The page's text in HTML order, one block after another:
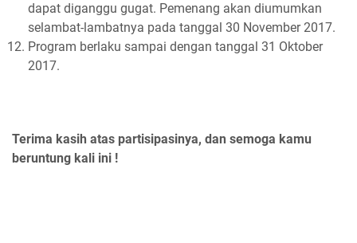
dapat diganggu gugat. Pemenang akan diumumkan
selambat-lambatnya pada tanggal 30 November 2017.
Program berlaku sampai dengan tanggal 31 Oktober
2017.
Terima kasih atas partisipasinya, dan semoga kamu
beruntung kali ini !